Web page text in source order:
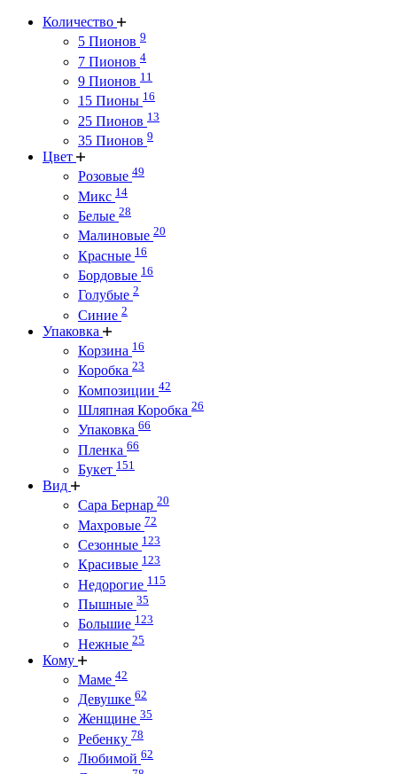
Количество
5 Пионов 9
7 Пионов 4
9 Пионов 11
15 Пионы 16
25 Пионов 13
35 Пионов 9
Цвет
Розовые 49
Микс 14
Белые 28
Малиновые 20
Красные 16
Бордовые 16
Голубые 2
Синие 2
Упаковка
Корзина 16
Коробка 23
Композиции 42
Шляпная Коробка 26
Упаковка 66
Пленка 66
Букет 151
Вид
Сара Бернар 20
Махровые 72
Сезонные 123
Красивые 123
Недорогие 115
Пышные 35
Большие 123
Нежные 25
Кому
Маме 42
Девушке 62
Женщине 35
Ребенку 78
Любимой 62